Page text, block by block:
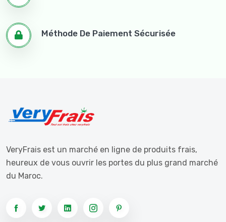
Méthode De Paiement Sécurisée
VeryFrais est un marché en ligne de produits frais,
heureux de vous ouvrir les portes du plus grand marché
du Maroc.